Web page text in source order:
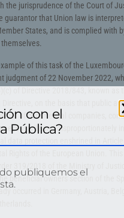
the jurisprudence of the Court of
guarantor that Union law is
States, and is complied with
of this task of the
judgment of 22 November 2022,
of Directive 2018/843, known as
Directive, on the basis that public
of commercial companies,
and disproportionately
data protection enshrined in
Rights of the European Union.
319/2018 of the Ministry of
beneficial owners section of the
occurred in Germany, Austria,
con el
Pública?
publiquemos el